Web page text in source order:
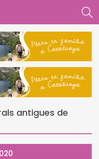
antigues de